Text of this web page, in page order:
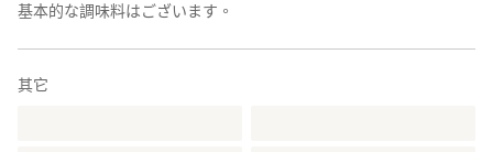
基本的な調味料はございます。
其它